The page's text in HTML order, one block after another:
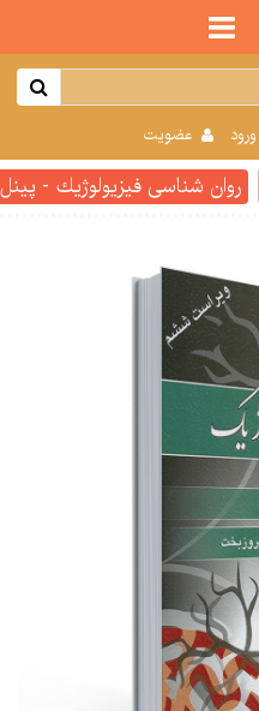
عضویت
روان شناسی فیزیولوژیك - پینل